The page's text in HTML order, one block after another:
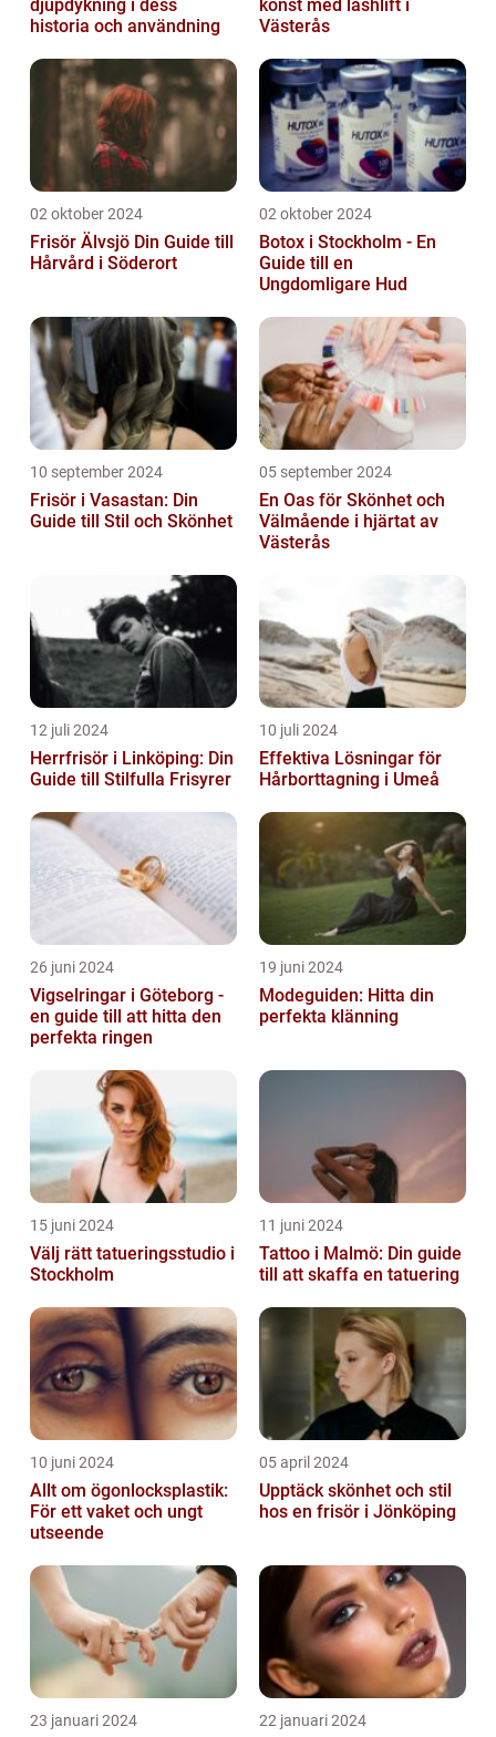
djupdykning i dess
historia och användning
konst med lashlift i
Västerås
02 oktober 2024
Frisör Älvsjö Din Guide till
Hårvård i Söderort
02 oktober 2024
Botox i Stockholm - En
Guide till en
Ungdomligare Hud
10 september 2024
Frisör i Vasastan: Din
Guide till Stil och Skönhet
05 september 2024
En Oas för Skönhet och
Välmående i hjärtat av
Västerås
12 juli 2024
Herrfrisör i Linköping: Din
Guide till Stilfulla Frisyrer
10 juli 2024
Effektiva Lösningar för
Hårborttagning i Umeå
26 juni 2024
Vigselringar i Göteborg -
en guide till att hitta den
perfekta ringen
19 juni 2024
Modeguiden: Hitta din
perfekta klänning
15 juni 2024
Välj rätt tatueringsstudio i
Stockholm
11 juni 2024
Tattoo i Malmö: Din guide
till att skaffa en tatuering
10 juni 2024
Allt om ögonlocksplastik:
För ett vaket och ungt
utseende
05 april 2024
Upptäck skönhet och stil
hos en frisör i Jönköping
23 januari 2024 22 januari 2024